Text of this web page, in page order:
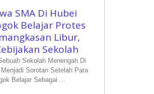
SMA Di Hubei
Belajar Protes
Libur,
Sekolah
Sekolah Menengah Di
Sorotan Setelah Para
Belajar Sebagai ...